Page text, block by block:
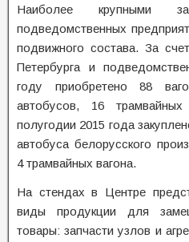
Наиболее крупными
подведомственных
подвижного состава. За
Петербурга и
году приобретено 88
автобусов, 16
полугодии 2015 года
автобуса белорусского
4 трамвайных вагона.
На стендах в Центре
виды продукции для
товары: запчасти узлов и